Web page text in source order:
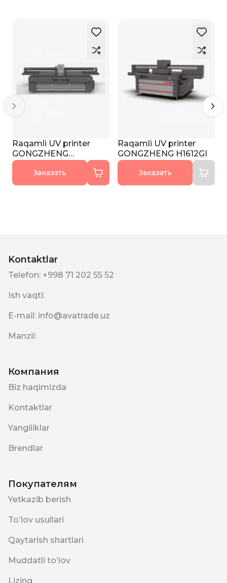
Raqamli UV printer
GONGZHENG
H3220GN
Заказать
Raqamli UV printer
GONGZHENG H1612GI
Заказать
Kontaktlar
Telefon: +998 71 202 55 52
Ish vaqti:
E-mail: info@avatrade.uz
Manzil:
Компания
Biz haqimizda
Kontaktlar
Yangiliklar
Brendlar
Покупателям
Yetkazib berish
Toʻlov usullari
Qaytarish shartlari
Muddatli toʻlov
Lizing